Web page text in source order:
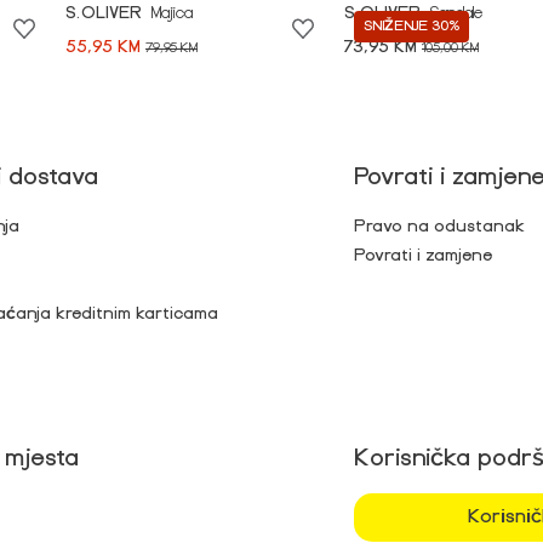
S.OLIVER
Majica
55,95 KM 79,95 KM
SNIŽENJE 30%
S.OLIVER Sandale
73,95 KM105,00 KM
dostava
kreditnim karticama
Povrati i
Pravo na odustanak
Povrati i zamjene
Korisnička